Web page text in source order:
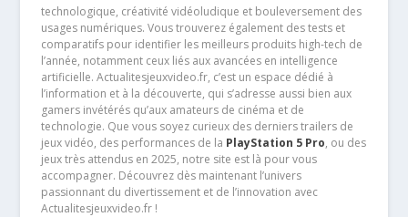
technologique, créativité vidéoludique et bouleversement des
usages numériques. Vous trouverez également des tests et
comparatifs pour identifier les meilleurs produits high-tech de
l’année, notamment ceux liés aux avancées en intelligence
artificielle. Actualitesjeuxvideo.fr, c’est un espace dédié à
l’information et à la découverte, qui s’adresse aussi bien aux
gamers invétérés qu’aux amateurs de cinéma et de
technologie. Que vous soyez curieux des derniers trailers de
jeux vidéo, des performances de la PlayStation 5 Pro, ou des
jeux très attendus en 2025, notre site est là pour vous
accompagner. Découvrez dès maintenant l’univers
passionnant du divertissement et de l’innovation avec
Actualitesjeuxvideo.fr !